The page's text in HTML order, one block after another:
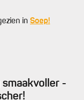
in Soep!
-